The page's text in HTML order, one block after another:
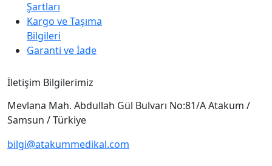
Şartları
Kargo ve Taşıma
Bilgileri
Garanti ve İade
İletişim Bilgilerimiz
Mevlana Mah. Abdullah Gül Bulvarı No:81/A Atakum /
Samsun / Türkiye
bilgi@atakummedikal.com